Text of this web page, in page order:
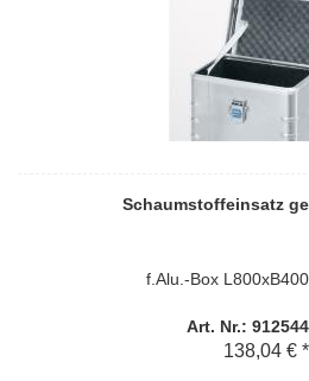
Schaumstoffeinsatz
f.Alu.-Box
Art. Nr.:
138,04 € *